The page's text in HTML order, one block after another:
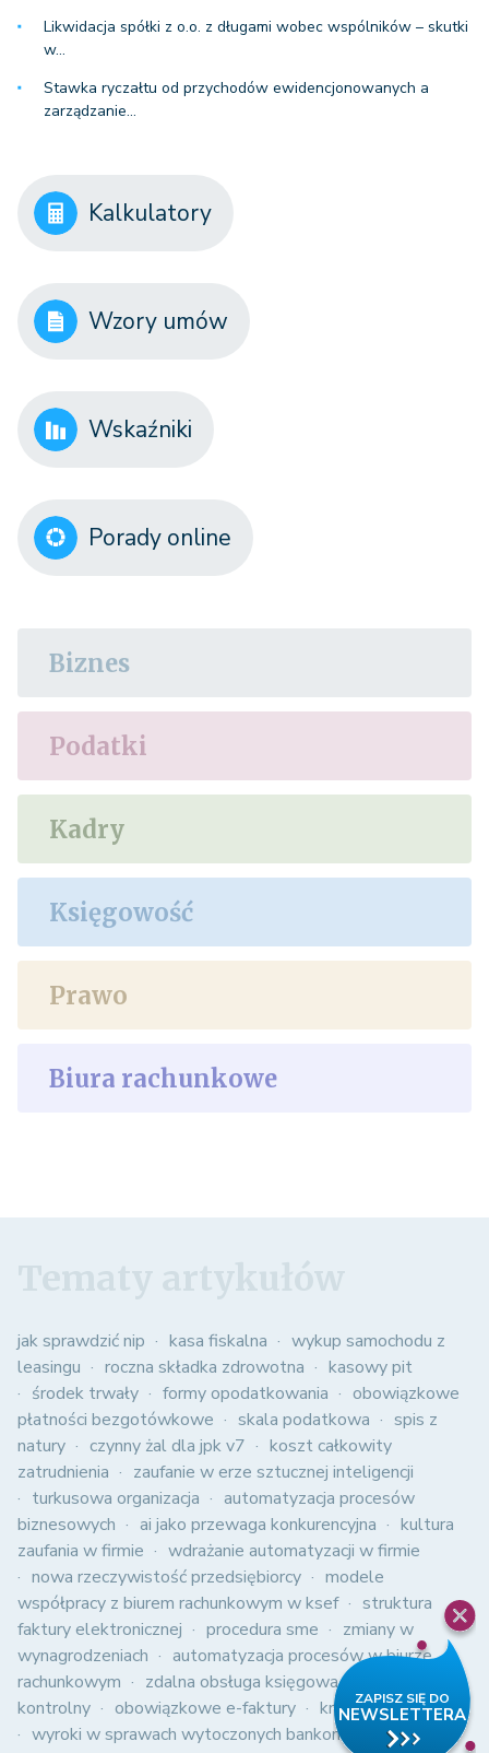
Likwidacja spółki z o.o. z długami wobec wspólników – skutki
w…
Stawka ryczałtu od przychodów ewidencjonowanych a
zarządzanie…
Kalkulatory
Wzory umów
Wskaźniki
Porady online
Biznes
Podatki
Kadry
Księgowość
Prawo
Biura rachunkowe
jak sprawdzić nip kasa fiskalna
wykup samochodu z
leasingu
roczna składka zdrowotna
kasowy pit
środek trwały
formy opodatkowania
obowiązkowe
płatności bezgotówkowe
skala podatkowa
spis z
natury
czynny żal dla jpk v7
koszt całkowity
zatrudnienia
zaufanie w erze sztucznej inteligencji
turkusowa organizacja
automatyzacja procesów
biznesowych
ai jako przewaga konkurencyjna
kultura
zaufania w firmie
wdrażanie automatyzacji w firmie
nowa rzeczywistość przedsiębiorcy
modele
współpracy z biurem rachunkowym w ksef
struktura
faktury elektronicznej
procedura sme
zmiany w
wynagrodzeniach
automatyzacja procesów w biurze
rachunkowym
zdalna obsługa księgowa
kontrolny
obowiązkowe e-faktury
kredyt 2%
wyroki w sprawach wytoczonych bankom
polski ład